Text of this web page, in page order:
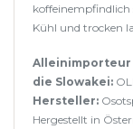
koffeinempfindlich
Kühl und trocken
die Slowakei:
Hersteller:
Hergestellt in